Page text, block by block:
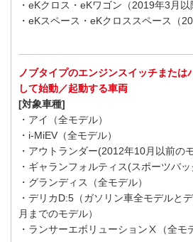
・eKクロス・eKワゴン（2019年3月以
・eKスペース・eKクロススペース（
ノブタイプのエンジンスイッチまたは
して始動／起動する車両
[対象車種]
・アイ（全モデル）
・i-MiEV（全モデル）
・アウトランダー(2012年10月以前の
・ギャランフォルティス(スポーツバ
・グランディス（全モデル）
・デリカD:5（ガソリン車全モデルと
月までのモデル）
・ランサーエボリューションⅩ（全モ